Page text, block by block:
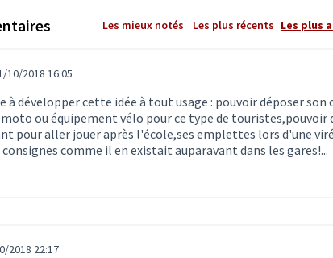
Les mieux notés Les plus récents Les plus
10/2018 16:05
à développer cette idée à tout usage : pouvoir déposer son
ou équipement vélo pour ce type de touristes,pouvoir
pour aller jouer après l'école,ses emplettes lors d'une
comme il en existait auparavant dans les gares!...
2018 22:17